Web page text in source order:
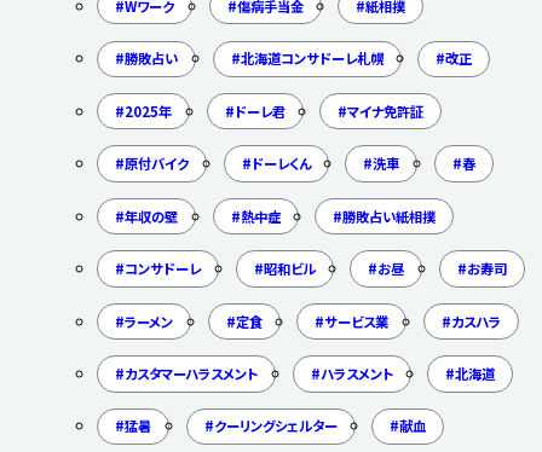
Wワーク 傷病手当金 紙相撲
勝敗占い 北海道コンサドーレ札幌 改正
2025年 ドーレ君 マイナ免許証
原付バイク ドーレくん 洗車 春
年収の壁 熱中症 勝敗占い紙相撲
コンサドーレ 昭和ビル お昼 お寿司
ラーメン 定食 サービス業 カスハラ
カスタマーハラスメント ハラスメント 北海道
猛暑 クーリングシェルター 献血